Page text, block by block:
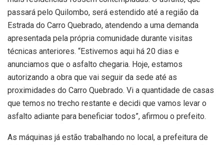
passará pelo Quilombo, será estendido até a região da
Estrada do Carro Quebrado, atendendo a uma demanda
apresentada pela própria comunidade durante visitas
técnicas anteriores. “Estivemos aqui há 20 dias e
anunciamos que o asfalto chegaria. Hoje, estamos
autorizando a obra que vai seguir da sede até as
proximidades do Carro Quebrado. Vi a quantidade de casas
que temos no trecho restante e decidi que vamos levar o
asfalto adiante para beneficiar todos”, afirmou o prefeito.
As máquinas já estão trabalhando no local, a prefeitura de